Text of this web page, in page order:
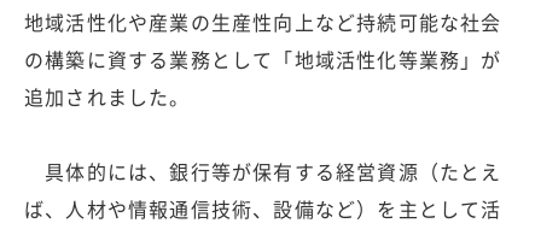
地域活性化や産業の生産性向上など持続可能な社会
の構築に資する業務として「地域活性化等業務」が
追加されました。
具体的には、銀行等が保有する経営資源（たとえ
ば、人材や情報通信技術、設備など）を主として活